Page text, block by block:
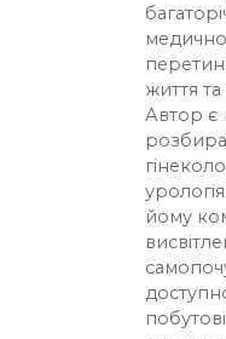
життя
Автор є
йому